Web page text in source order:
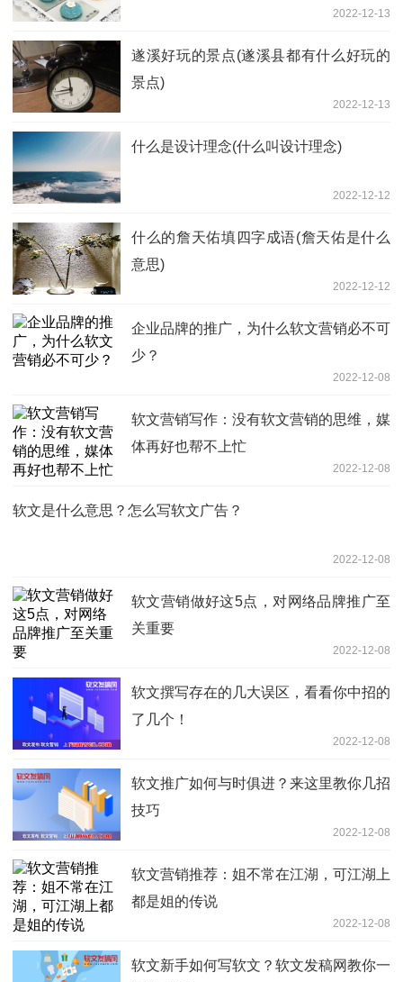
2022-12-13
遂溪好玩的景点(遂溪县都有什么好玩的
景点)
2022-12-13
什么是设计理念(什么叫设计理念)
2022-12-12
什么的詹天佑填四字成语(詹天佑是什么
意思)
2022-12-12
企业品牌的推广，为什么软文营销必不可
少？
2022-12-08
软文营销写作：没有软文营销的思维，媒
体再好也帮不上忙
2022-12-08
软文是什么意思？怎么写软文广告？
2022-12-08
软文营销做好这5点，对网络品牌推广至
关重要
2022-12-08
软文撰写存在的几大误区，看看你中招的
了几个！
2022-12-08
软文推广如何与时俱进？来这里教你几招
技巧
2022-12-08
软文营销推荐：姐不常在江湖，可江湖上
都是姐的传说
2022-12-08
软文新手如何写软文？软文发稿网教你一